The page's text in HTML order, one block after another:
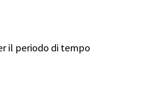
il periodo di tempo